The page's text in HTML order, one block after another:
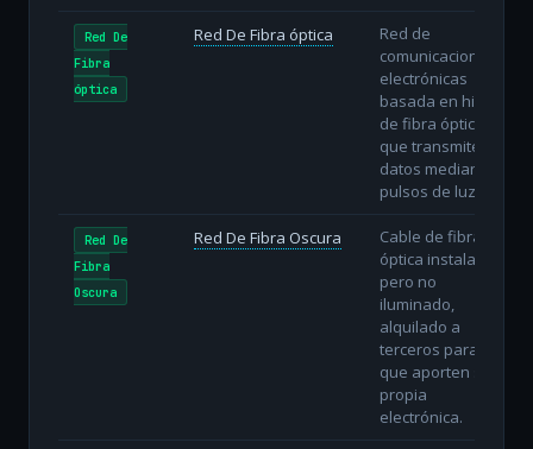
Red De
Fibra
óptica
Red De Fibra óptica
Red de
comunicaciones
electrónicas
basada en hilos
de fibra óptica
que transmiten
datos mediante
pulsos de luz.
Red De
Fibra
Oscura
Red De Fibra Oscura
Cable de fibra
óptica instalado
pero no
iluminado,
alquilado a
terceros para
que aporten su
propia
electrónica.